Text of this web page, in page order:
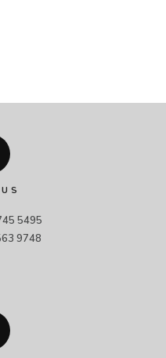
5495
9748